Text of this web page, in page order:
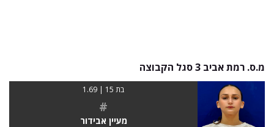
מ.ס. רמת אביב 3 סגל הקבוצה
בת 15 | 1.69
#
מעיין אבידור